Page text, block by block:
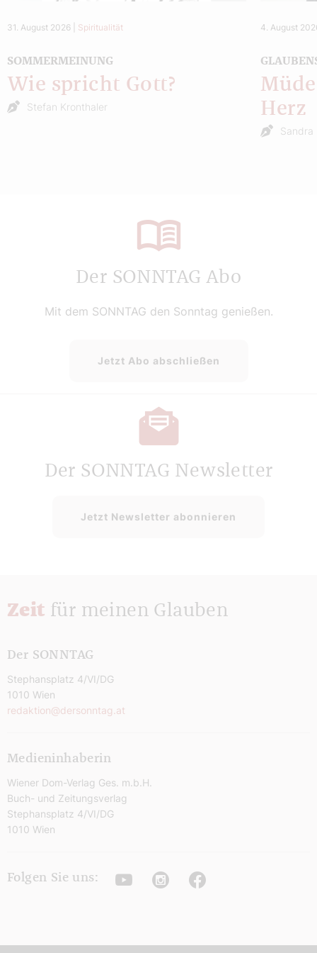
31. August 2026 Spiritualität
SOMMERMEINUNG
Wie spricht Gott?
Stefan Kronthaler
4. August
Herz
Sandra
Der SONNTAG Abo
Mit dem SONNTAG den Sonntag genießen.
Jetzt Abo abschließen
Der SONNTAG Newsletter
Jetzt Newsletter abonnieren
Zeit für meinen Glauben
Der SONNTAG
Stephansplatz 4/VI/DG
1010 Wien
redaktion@dersonntag.at
Medieninhaberin
Wiener Dom-Verlag Ges. m.b.H.
Buch- und Zeitungsverlag
Stephansplatz 4/VI/DG
1010 Wien
Folgen Sie uns: YoutubeInstagramFacebook